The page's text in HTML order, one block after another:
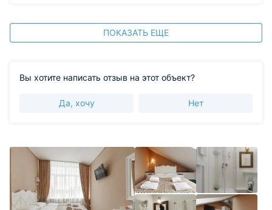
ПОКАЗАТЬ ЕЩЕ
Вы хотите написать отзыв на этот объект?
Да, хочу Нет